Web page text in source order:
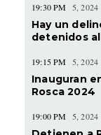
19:30 PM 5, 2024
Hay un
detenidos
19:15 PM 5, 2024
Inauguran
Rosca 2024
19:00 PM 5, 2024